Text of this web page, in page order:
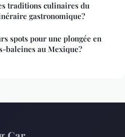
traditions culinaires du
gastronomique?
spots pour une plongée en
baleines au Mexique?